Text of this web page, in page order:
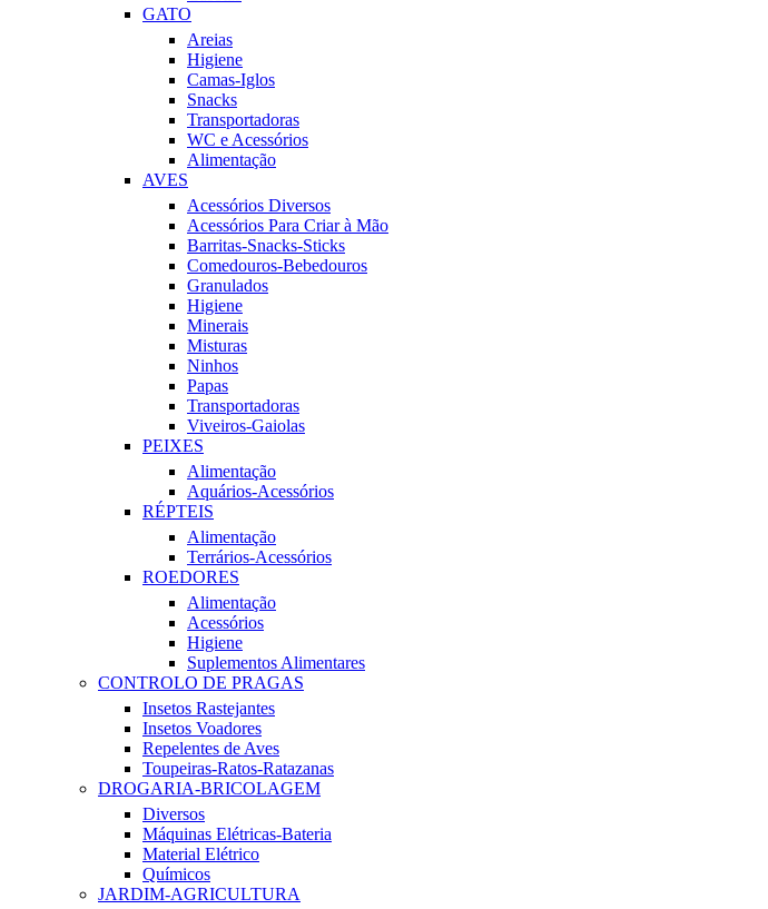
GATO
Areias
Higiene
Camas-Iglos
Snacks
Transportadoras
WC e Acessórios
Alimentação
AVES
Acessórios Diversos
Acessórios Para Criar à Mão
Barritas-Snacks-Sticks
Comedouros-Bebedouros
Granulados
Higiene
Minerais
Misturas
Ninhos
Papas
Transportadoras
Viveiros-Gaiolas
PEIXES
Alimentação
Aquários-Acessórios
RÉPTEIS
Alimentação
Terrários-Acessórios
ROEDORES
Alimentação
Acessórios
Higiene
Suplementos Alimentares
CONTROLO DE PRAGAS
Insetos Rastejantes
Insetos Voadores
Repelentes de Aves
Toupeiras-Ratos-Ratazanas
DROGARIA-BRICOLAGEM
Diversos
Máquinas Elétricas-Bateria
Material Elétrico
Químicos
JARDIM-AGRICULTURA